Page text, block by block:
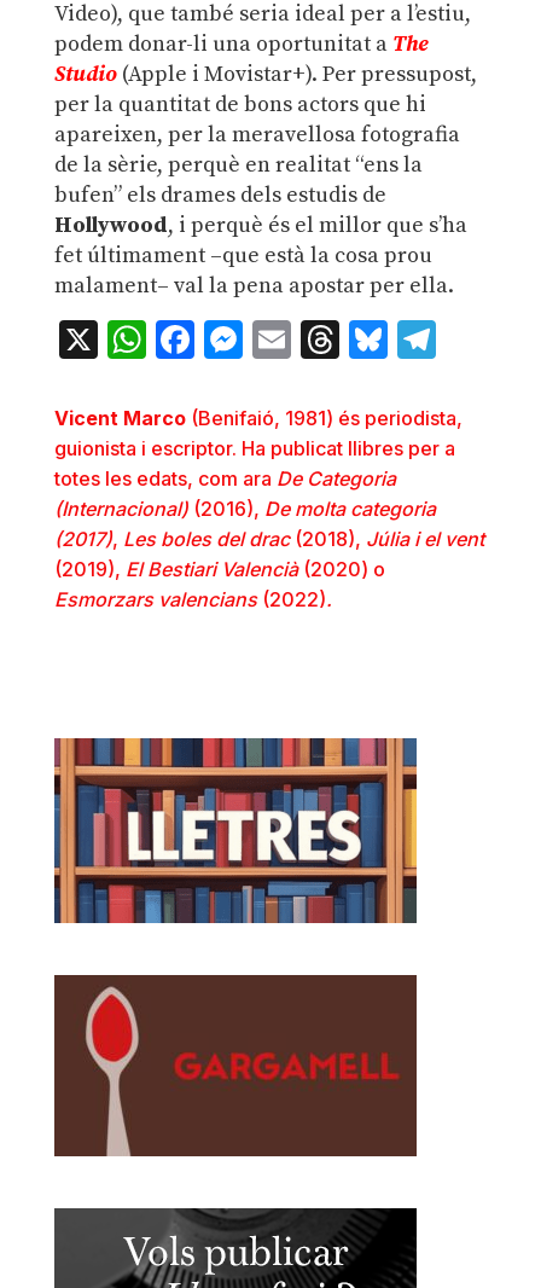
Video), que també seria ideal per a l’estiu,
podem donar-li una oportunitat a The
Studio (Apple i Movistar+). Per pressupost,
per la quantitat de bons actors que hi
apareixen, per la meravellosa fotografia
de la sèrie, perquè en realitat “ens la
bufen” els drames dels estudis de
Hollywood, i perquè és el millor que s’ha
fet últimament –que està la cosa prou
malament– val la pena apostar per ella.
X WhatsApp
Facebook
Messenger
EmailThreads
Bluesky
Vicent Marco(Benifaió, 1981) és periodista,
guionista i escriptor. Ha publicat llibres per a
totes les edats, com ara De Categoria
(Internacional)(2016), De molta categoria
(2017), Les boles del drac(2018), Júlia i el vent
(2019), El Bestiari Valencià(2020) o
Esmorzars valencians(2022).